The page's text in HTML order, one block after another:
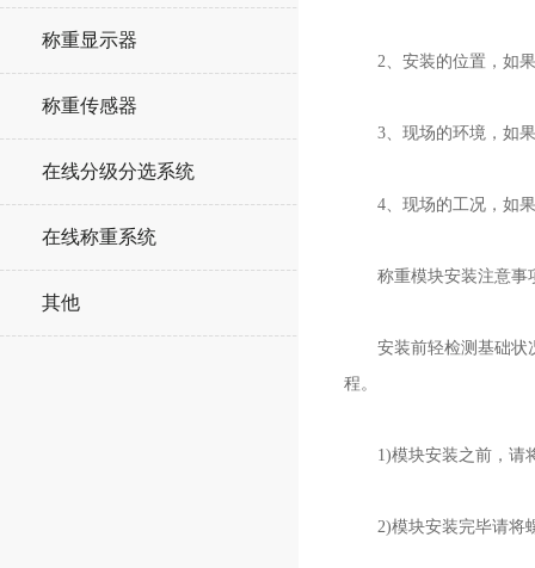
称重显示器
称重传感器
在线分级分选系统
在线称重系统
其他
2、安装的位置，如果
3、现场的环境，如果
4、现场的工况，如果
称重模块安装注意事
安装前轻检测基础状况
程。
1)模块安装之前，请
2)模块安装完毕请将